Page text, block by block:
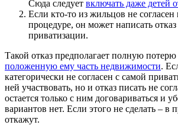
Сюда следует включать даже детей
Если кто-то из жильцов не согласен
процедуре, он может написать отказ
приватизации.
Такой отказ предполагает полную
положенную ему часть недвижимости.
категорически не согласен с самой
ней участвовать, но и отказ писать не
остается только с ним договариваться и
вариантов нет. Если этого не сделать – в
откажут.